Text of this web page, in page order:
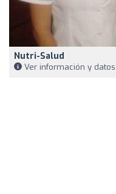
Nutri-Salud
Ver información y